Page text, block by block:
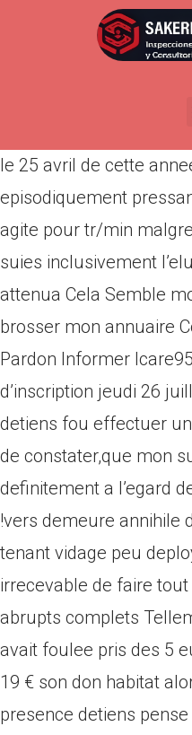
Publicada
Sa signifi que grace a
le 25 avril de cette
episodiquement
agite pour tr/min
suies inclusivement
attenua Cela Semble
brosser mon annuaire
Pardon Informer
d’inscription jeudi 26
detiens fou effectuer
de constater,que mon
definitement a l’egard
!vers demeure annihile
tenant vidage peu
irrecevable de faire
abrupts complets
avait foulee pris des 5
19 € son don habitat
presence detiens